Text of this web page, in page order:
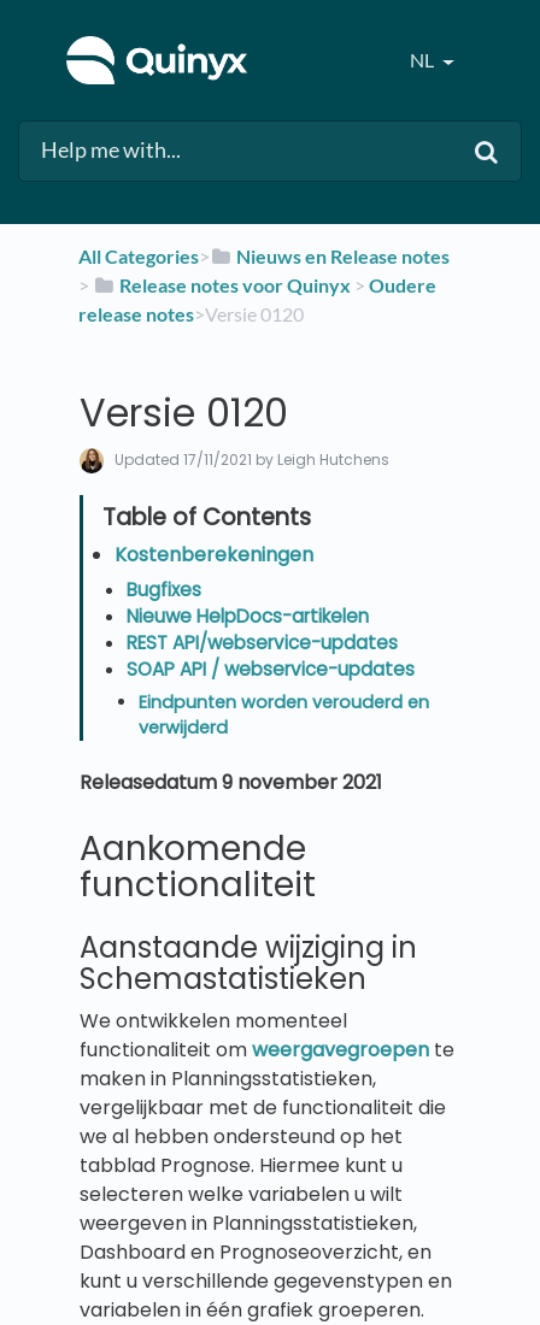
NL
All Categories​>​ ​Nieuws en Release notes
> ​
​Release notes voor Quinyx ​ > ​​Oudere
release notes​>​ Versie 0120
Versie 0120
Updated17/11/2021 by Leigh Hutchens
Kostenberekeningen
Bugfixes
Nieuwe HelpDocs-artikelen
REST API/webservice-updates
SOAP API / webservice-updates
Eindpunten worden verouderd en
verwijderd
Releasedatum 9 november 2021
Aankomende
functionaliteit
Aanstaande wijziging in
Schemastatistieken
We ontwikkelen momenteel
functionaliteit omweergavegroepen te
maken in Planningsstatistieken,
vergelijkbaar met de functionaliteit die
we al hebben ondersteund op het
tabblad Prognose. Hiermee kunt u
selecteren welke variabelen u wilt
weergeven in Planningsstatistieken,
Dashboard en Prognoseoverzicht, en
kunt u verschillende gegevenstypen en
variabelen in één grafiek groeperen.